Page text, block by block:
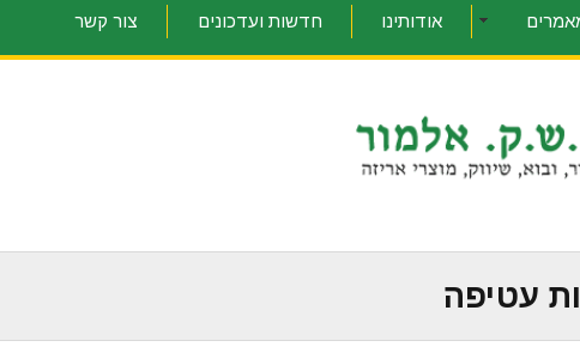
אודותינו חדשות ועדכונים צור קשר
עטיפה